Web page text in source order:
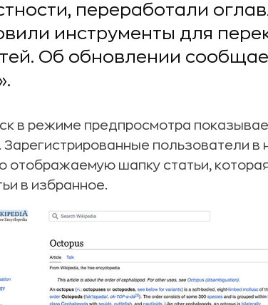
переработали
инструменты для
Об обновлении
в режиме предпросмотра
Зарегистрированные пользователи в
отображаемую шапку статьи,
в избранное.